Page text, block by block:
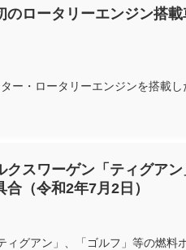
のロータリーエンジン搭
ー・ロータリーエンジンを搭載
クスワーゲン「ティグア
合（令和2年7月2日）
ィグアン」、「ゴルフ」等の燃